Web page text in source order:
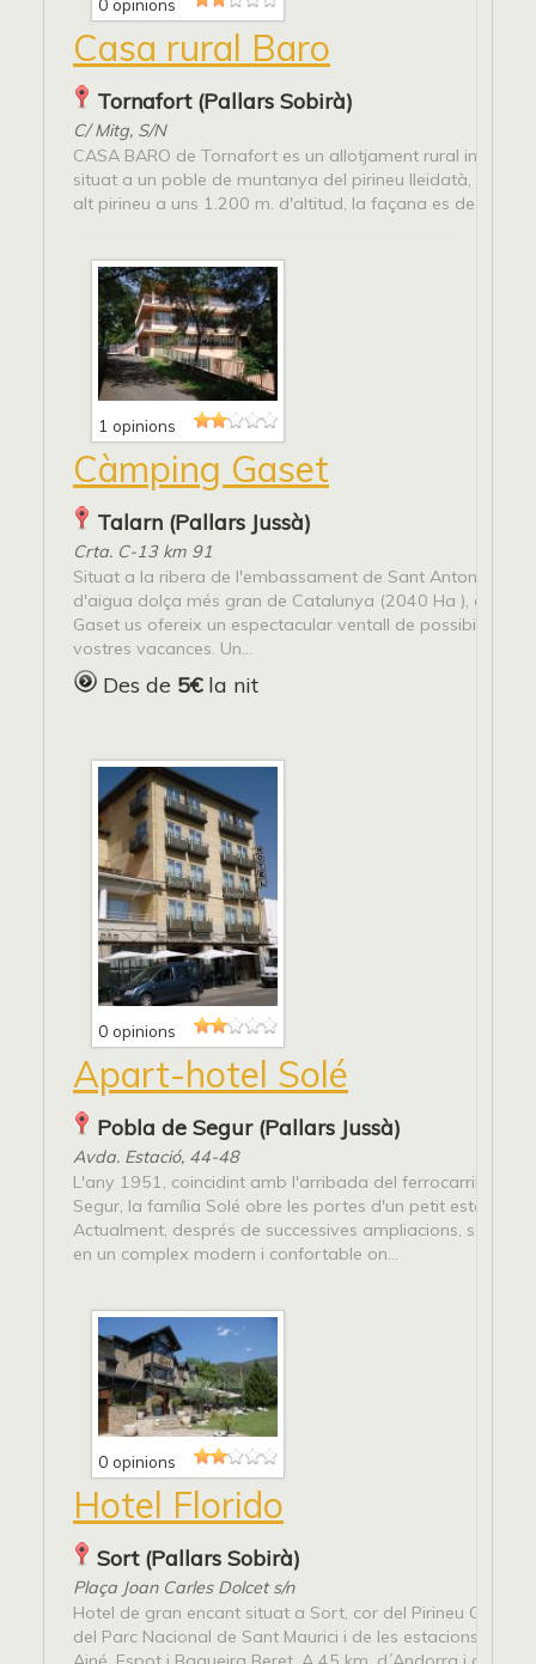
Casa rural Baro
Tornafort (Pallars Sobirà)
C/ Mitg, S/N
CASA BARO de Tornafort es un allotjament rural
situat a un poble de muntanya del pirineu lleidatà, dins
alt pirineu a uns 1.200 m. d'altitud, la façana es de
1 opinions
Càmping Gaset
Talarn (Pallars Jussà)
Crta. C-13 km 91
Situat a la ribera de l'embassament de Sant Antoni, la
d'aigua dolça més gran de Catalunya (2040 Ha ), el
Gaset us ofereix un espectacular ventall de possibilitats
vostres vacances. Un...
Des de 5€la nit
0 opinions
Apart-hotel Solé
Pobla de Segur (Pallars Jussà)
Avda. Estació, 44-48
L'any 1951, coincidint amb l'arribada del ferrocarril a la
Segur, la família Solé obre les portes d'un petit
Actualment, després de successives ampliacions, s'ha
en un complex modern i confortable on...
0 opinions
Hotel Florido
Sort (Pallars Sobirà)
Plaça Joan Carles Dolcet s/n
Hotel de gran encant situat a Sort, cor del Pirineu Català
del Parc Nacional de Sant Maurici i de les estacions